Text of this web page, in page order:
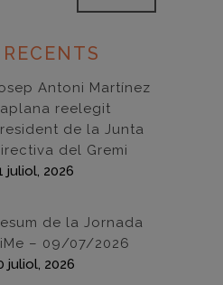
Antoni Martínez
reelegit
de la Junta
del Gremi
juliol, 2026
de la Jornada
– 09/07/2026
juliol, 2026